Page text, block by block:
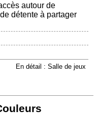
autour de
détente à partager
En détail : Salle de jeux